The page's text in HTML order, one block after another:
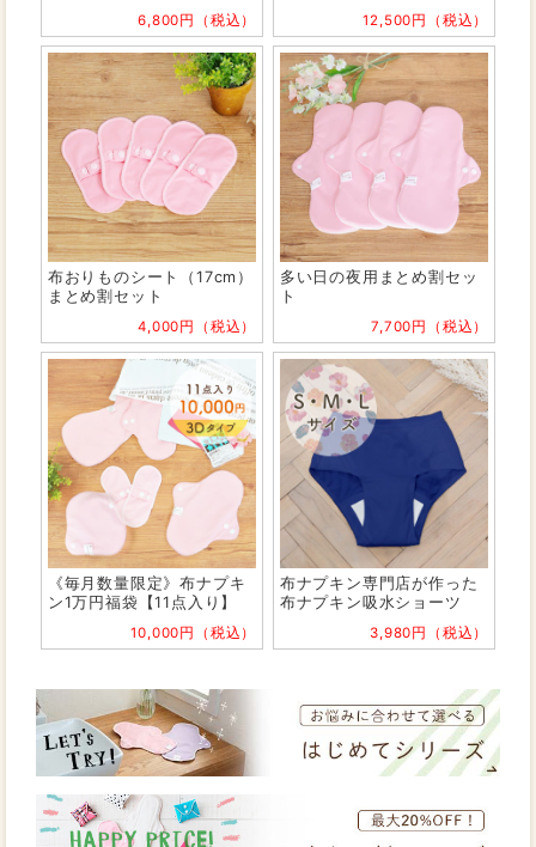
6,800円（税込） 12,500円（税込）
布おりものシート（17cm）
まとめ割セット
4,000円（税込）
多い日の夜用まとめ割セッ
ト
7,700円（税込）
《毎月数量限定》布ナプキ
ン1万円福袋【11点入り】
10,000円（税込）
布ナプキン専門店が作った
布ナプキン吸水ショーツ
3,980円（税込）